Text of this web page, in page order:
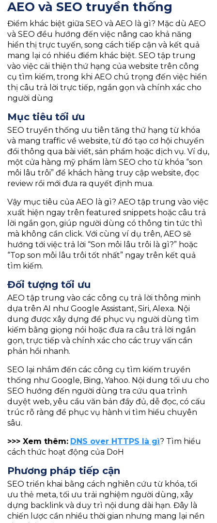
AEO và SEO truyền thống
Điểm khác biệt giữa SEO và AEO là gì? Mặc dù AEO
và SEO đều hướng đến việc nâng cao khả năng
hiển thị trực tuyến, song cách tiếp cận và kết quả
mang lại có nhiều điểm khác biệt. SEO tập trung
vào việc cải thiện thứ hạng của website trên công
cụ tìm kiếm, trong khi AEO chú trọng đến việc hiển
thị câu trả lời trực tiếp, ngắn gọn và chính xác cho
người dùng
Mục tiêu tối ưu
SEO truyền thống ưu tiên tăng thứ hạng từ khóa
và mang traffic về website, từ đó tạo cơ hội chuyển
đổi thông qua bài viết, sản phẩm hoặc dịch vụ. Ví dụ,
một cửa hàng mỹ phẩm làm SEO cho từ khóa “son
môi lâu trôi” để khách hàng truy cập website, đọc
review rồi mới đưa ra quyết định mua.
Vậy mục tiêu của AEO là gì? AEO tập trung vào việc
xuất hiện ngay trên featured snippets hoặc câu trả
lời ngắn gọn, giúp người dùng có thông tin tức thì
mà không cần click. Với cùng ví dụ trên, AEO sẽ
hướng tới việc trả lời “Son môi lâu trôi là gì?” hoặc
“Top son môi lâu trôi tốt nhất” ngay trên kết quả
tìm kiếm.
Đối tượng tối ưu
AEO tập trung vào các công cụ trả lời thông minh
dựa trên AI như Google Assistant, Siri, Alexa. Nội
dung được xây dựng để phục vụ người dùng tìm
kiếm bằng giọng nói hoặc đưa ra câu trả lời ngắn
gọn, trực tiếp và chính xác cho các truy vấn cần
phản hồi nhanh.
SEO lại nhắm đến các công cụ tìm kiếm truyền
thống như Google, Bing, Yahoo. Nội dung tối ưu cho
SEO hướng đến người dùng tra cứu qua trình
duyệt web, yêu cầu văn bản đầy đủ, dễ đọc, có cấu
trúc rõ ràng để phục vụ hành vi tìm hiểu chuyên
sâu.
>>> Xem thêm: DNS over HTTPS là gì? Tìm hiểu
cách thức hoạt động của DoH
Phương pháp tiếp cận
SEO triển khai bằng cách nghiên cứu từ khóa, tối
ưu thẻ meta, tối ưu trải nghiệm người dùng, xây
dựng backlink và duy trì nội dung dài hạn. Đây là
chiến lược cần nhiều thời gian nhưng mang lại nền